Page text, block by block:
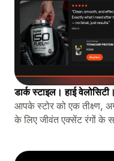
डार्क स्टाइल। हाई वेलोसिटी।
आपके स्टोर को एक तीक्ष्ण,
के लिए जीवंत एक्सेंट रंगों के